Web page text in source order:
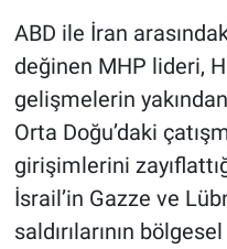
ABD ile İran
değinen MHP lideri,
gelişmelerin
Orta Doğu’daki
girişimlerini
İsrail’in Gazze ve
saldırılarının